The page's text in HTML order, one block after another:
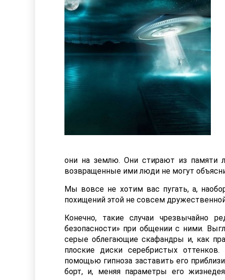
они на землю. Они стирают из памяти
возвращенные ими люди не могут
Мы вовсе не хотим вас пугать, а,
похищений этой не совсем
Конечно, такие случаи
безопасности» при общении с ними.
серые облегающие скафандры и, как
плоские диски серебристых
помощью гипноза заставить его
борт, и, меняя параметры его